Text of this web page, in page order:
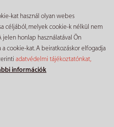
kat használ olyan webes
céljából, melyek cookie-k nélkül nem
jelen honlap használatával Ön
cookie-kat. A beiratkozáskor elfogadja
adatvédelmi tájékoztatónkat,
információk